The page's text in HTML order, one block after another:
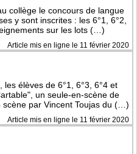
collège le concours de langue
y sont inscrites : les 6°1, 6°2,
sur les lots (…)
Article mis en ligne le 11 février 2020
les élèves de 6°1, 6°3, 6°4 et
un seule-en-scène de
par Vincent Toujas du (…)
Article mis en ligne le 11 février 2020